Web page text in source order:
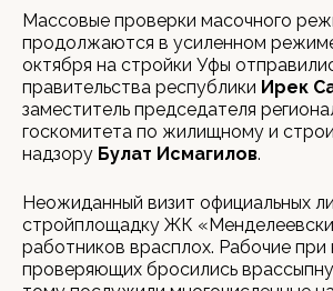
Массовые проверки масочного
продолжаются в усиленном
октября на стройки Уфы
правительства республики Ирек
заместитель председателя
госкомитета по жилищному и
надзору Булат Исмагилов.
Неожиданный визит официальных
стройплощадку ЖК
работников врасплох. Рабочие при
проверяющих бросились